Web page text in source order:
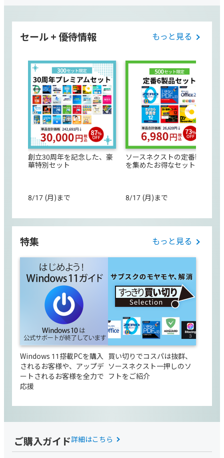
セール + 優待情報 もっと見る
創立30周年を記念した、豪
華特別セット
8/17 (月)まで
ソースネクストの定番製品
を集めたお得なセット
8/17 (月)まで
特集 もっと見る
Windows 11搭載PCを購入
されるお客様や、アップデ
ートされるお客様を全力で
応援
買い切りでコスパは抜群、
ソースネクスト一押しのソ
フトをご紹介
ご購入ガイド詳細はこちら